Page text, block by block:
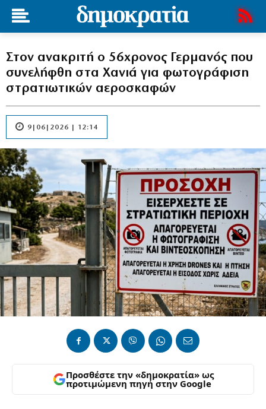
Στον ανακριτή ο 56χρονος Γερμανός που
συνελήφθη στα Χανιά για φωτογράφιση
στρατιωτικών αεροσκαφών
9|06|2026 | 12:14
Προσθέστε την «δημοκρατία» ως
προτιμώμενη πηγή στην Google